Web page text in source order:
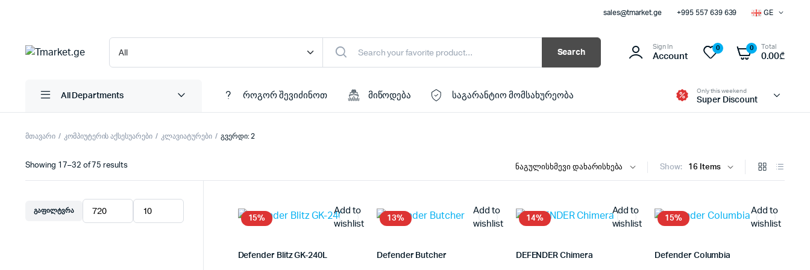
sales@tmarket.ge +995 557 639 639 GE
Search
Sign In
Account
0 0 Total
0.00₾
All Departments როგორ შევიძინოთ მიწოდება საგარანტიო მომსახურეობა
Only this weekend
Super Discount
მთავარი კომპიუტერის აქსესუარები კლავიატურები გვერდი: 2
Show:
Showing 17–32 of 75 results
15%
Add to
wishlist
Defender Blitz GK-240L
13%
Add to
wishlist
Defender Butcher
14%
Add to
wishlist
DEFENDER Chimera
15%
Add to
wishlist
Defender Columbia
ᲒᲐᲤᲘᲚᲢᲕᲠᲐ